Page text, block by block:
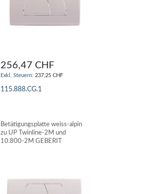
256,47 CHF
237,25 CHF
115.888.CG.1
Betätigungsplatte weiss-alpin
zu UP Twinline-2M und
10.800-2M GEBERIT